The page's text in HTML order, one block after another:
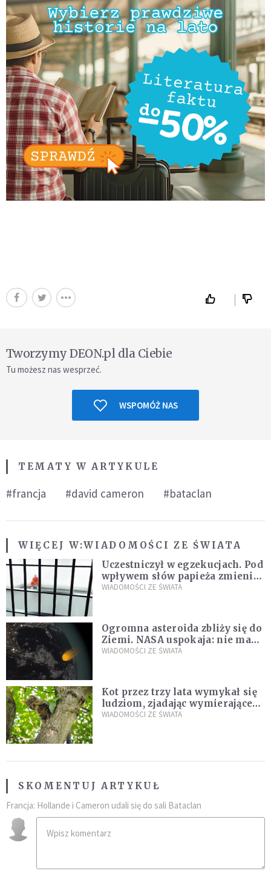
Tworzymy DEON.pl dla Ciebie
Tu możesz nas wesprzeć.
WSPOMÓŻ NAS
TEMATY W ARTYKULE
#francja #david cameron #bataclan
WIĘCEJ W:WIADOMOŚCI ZE ŚWIATA
Uczestniczył w egzekucjach. Pod
wpływem słów papieża zmienił
zdanie
WIADOMOŚCI ZE ŚWIATA
Ogromna asteroida zbliży się do
Ziemi. NASA uspokaja: nie ma
zagrożenia
WIADOMOŚCI ZE ŚWIATA
Kot przez trzy lata wymykał się
ludziom, zjadając wymierające
kaczki. W końcu popełnił
WIADOMOŚCI ZE ŚWIATA
SKOMENTUJ ARTYKUŁ
Francja: Hollande i Cameron udali się do sali Bataclan